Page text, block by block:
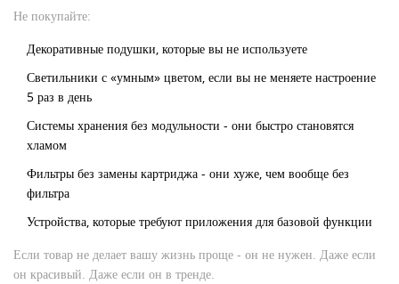
Не покупайте:
Декоративные подушки, которые вы не используете
Светильники с «умным» цветом, если вы не меняете настроение
5 раз в день
Системы хранения без модульности - они быстро становятся
хламом
Фильтры без замены картриджа - они хуже, чем вообще без
фильтра
Устройства, которые требуют приложения для базовой функции
Если товар не делает вашу жизнь проще - он не нужен. Даже если
он красивый. Даже если он в тренде.